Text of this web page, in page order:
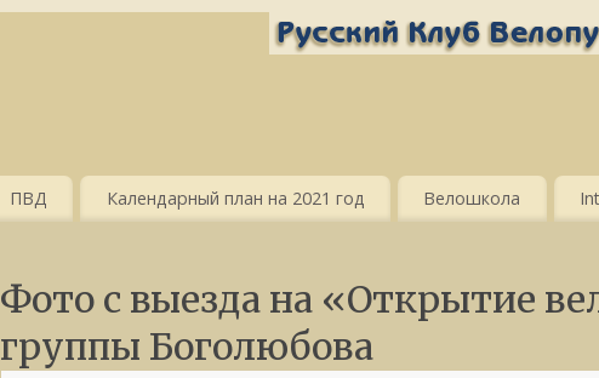
ПВД Календарный план на 2021 год Велошкола
Фото с выезда на «Открытие
группы Боголюбова